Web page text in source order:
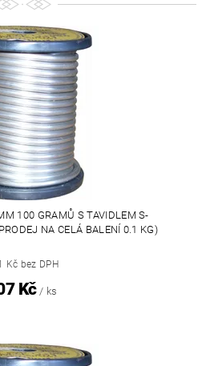
100 GRAMŮ S TAVIDLEM S-
NA CELÁ BALENÍ 0.1 KG)
Kč bez DPH
Kč / ks